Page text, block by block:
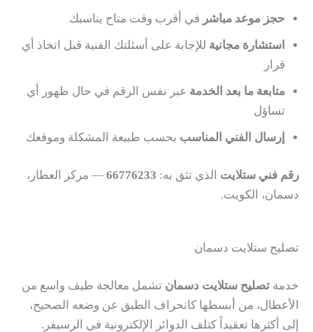
حجز موعد مباشر في أقرب وقت متاح يناسبك
استشارة مجانية للإجابة على أسئلتك الفنية قبل اتخاذ أي
قرار
متابعة ما بعد الخدمة عبر نفس الرقم في حال ظهور أي
تساؤل
إرسال الفني المناسب بحسب طبيعة المشكلة وموقعك
رقم فني ستلايت الذي تثق به: 66776233 — مركز العطار،
دسمان، الكويت.
تصليح ستلايت دسمان
خدمة تصليح ستلايت دسمان تشمل معالجة طيف واسع من
الأعطال، من أبسطها كانحراف الطبق عن وضعه الصحيح،
إلى أكثرها تعقيداً كتلف الدوائر الإلكترونية في الرسيفر.